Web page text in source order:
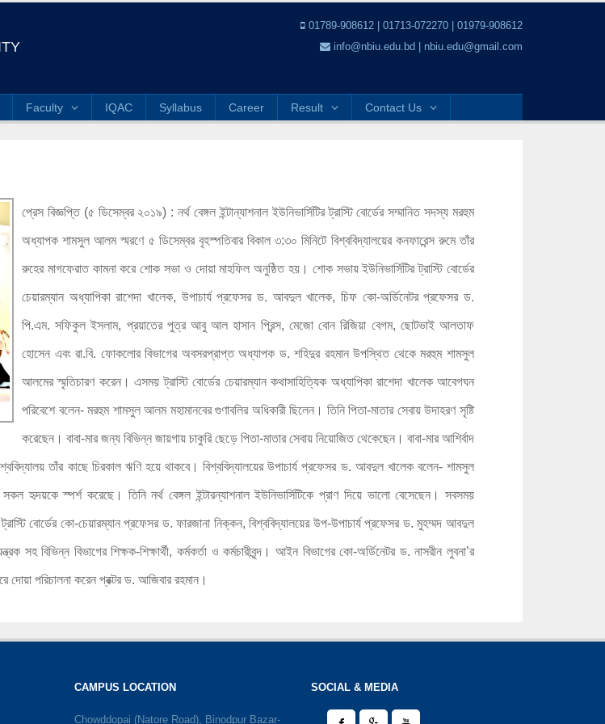
01789-908612 | 01713-072270 | 01979-908612
info@nbiu.edu.bd | nbiu.edu@gmail.com
Faculty IQAC Syllabus Career Result Contact Us
প্রেস বিজ্ঞপ্তি (৫ ডিসেম্বর ২০১৯) : নর্থ বেঙ্গল ইন্টান্যাশনাল ইউনিভার্সিটির ট্রাস্টি বোর্ডের সম্মানিত সদস্য মরহুম
অধ্যাপক শামসুল আলম স্মরণে ৫ ডিসেম্বর বৃহস্পতিবার বিকাল ৩:৩০ মিনিটে বিশ্ববিদ্যালয়ের কনফারেন্স রুমে তাঁর
রুহের মাগফেরাত কামনা করে শোক সভা ও দোয়া মাহফিল অনুষ্ঠিত হয়। শোক সভায় ইউনিভার্সিটির ট্রাস্টি বোর্ডের
চেয়ারম্যান অধ্যাপিকা রাশেদা খালেক, উপাচার্য প্রফেসর ড. আবদুল খালেক, চিফ কো-অর্ডিনেটর প্রফেসর ড.
পি.এম. সফিকুল ইসলাম, প্রয়াতের পুত্র আবু আল হাসান প্রিন্স, মেজো বোন রিজিয়া বেগম, ছোটভাই আলতাফ
হোসেন এবং রা.বি. ফোকলোর বিভাগের অবসরপ্রাপ্ত অধ্যাপক ড. শহিদুর রহমান উপস্থিত থেকে মরহুম শামসুল
আলমের স্মৃতিচারণ করেন। এসময় ট্রাস্টি বোর্ডের চেয়ারম্যান কথাসাহিত্যিক অধ্যাপিকা রাশেদা খালেক আবেগঘন
পরিবেশে বলেন- মরহুম শামসুল আলম মহামানবের গুণাবলির অধিকারী ছিলেন। তিনি পিতা-মাতার সেবায় উদাহরণ সৃষ্টি
করেছেন। বাবা-মার জন্য বিভিন্ন জায়গায় চাকুরি ছেড়ে পিতা-মাতার সেবায় নিয়োজিত থেকেছেন। বাবা-মার আশির্বাদ
তাঁর কাছে চিরকাল ঋণি হয়ে থাকবে। বিশ্ববিদ্যালয়ের উপাচার্য প্রফেসর ড. আবদুল খালেক বলেন- শামসুল
হৃদয়কে স্পর্শ করেছে। তিনি নর্থ বেঙ্গল ইন্টারন্যাশনাল ইউনিভার্সিটিকে প্রাণ দিয়ে ভালো বেসেছেন। সবসময়
বোর্ডের কো-চেয়ারম্যান প্রফেসর ড. ফারজানা নিক্কন, বিশ্ববিদ্যালয়ের উপ-উপাচার্য প্রফেসর ড. মুহম্মদ আবদুল
সহ বিভিন্ন বিভাগের শিক্ষক-শিক্ষার্থী, কর্মকর্তা ও কর্মচারীবৃন্দ। আইন বিভাগের কো-অর্ডিনেটর ড. নাসরীন লুবনা’র
পরিচালনা করেন প্রক্টর ড. আজিবার রহমান।
CAMPUS LOCATION
Chowddopai (Natore Road), Binodpur Bazar-
SOCIAL & MEDIA